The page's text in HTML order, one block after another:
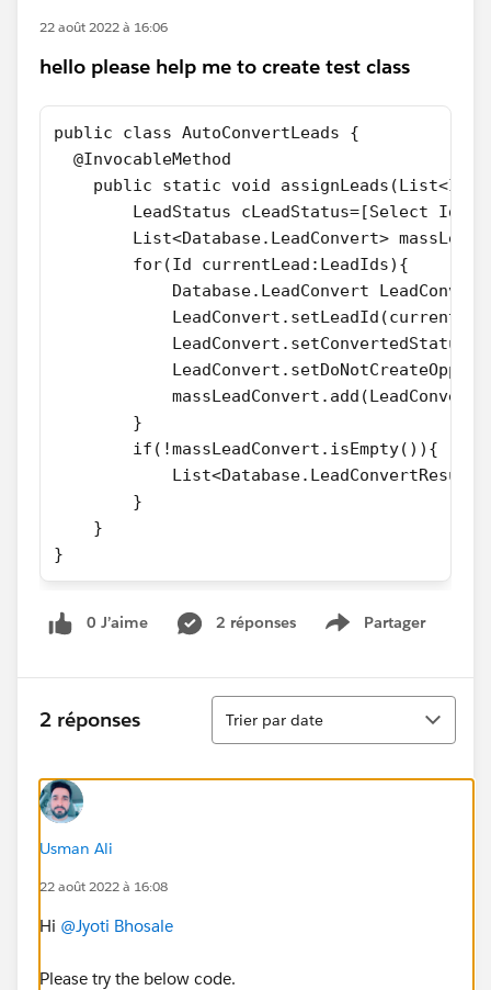
22 août 2022 à 16:06
hello please help me to create test class
public class AutoConvertLeads {
  @InvocableMethod
public static void assignLeads(List<Id>
LeadStatus cLeadStatus=[Select
List<Database.LeadConvert>
        for(Id currentLead:LeadIds){
Database.LeadConvert
        }
        if(!massLeadConvert.isEmpty()){
        }
    }
}
0 J’aime 2 réponses Partager
Show menu
2 réponses
Tri
Trier par date
Usman Ali
22 août 2022 à 16:08
Hi @Jyoti Bhosale
Please try the below code.